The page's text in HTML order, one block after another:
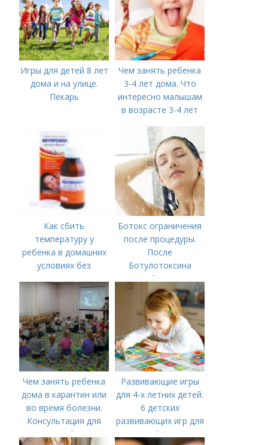
Российской
Федерации
Игры для детей 8 лет
дома и на улице.
Пекарь
Чем занять ребенка
3-4 лет дома. Что
интересно малышам
в возрасте 3-4 лет
Как сбить
температуру у
ребенка в домашних
условиях без
причины высокой
температуры у
ребенка?
Ботокс ограничения
после процедуры.
После
Ботулотоксина
необходимо
Чем занять ребенка
дома в карантин или
во время болезни.
Консультация для
родителей «Чем
Развивающие игры
для 4-х летних детей.
6 детских
развивающих игр для
детей 4 лет